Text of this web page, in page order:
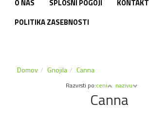
O NAS SPLOŠNI POGOJI KONTAKT
POLITIKA ZASEBNOSTI
Domov Gnojila Canna
Razvrsti po:ceni nazivu
Canna